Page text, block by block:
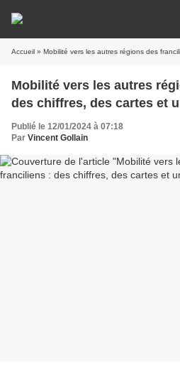
Accueil » Mobilité vers les autres régions des franciliens :
Mobilité vers les autres
des chiffres, des cartes et
Publié le 12/01/2024 à 07:18
Par Vincent Gollain